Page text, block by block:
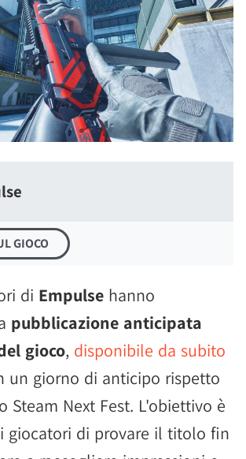
GIOCO
di Empulse hanno
pubblicazione anticipata
gioco, disponibile da subito
un giorno di anticipo rispetto
Steam Next Fest. L'obiettivo è
giocatori di provare il titolo fin